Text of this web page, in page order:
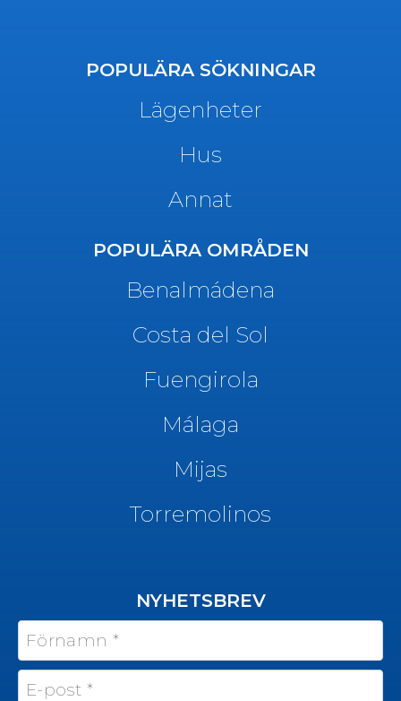
POPULÄRA SÖKNINGAR
Lägenheter
Hus
Annat
POPULÄRA OMRÅDEN
Benalmádena
Costa del Sol
Fuengirola
Málaga
Mijas
Torremolinos
NYHETSBREV